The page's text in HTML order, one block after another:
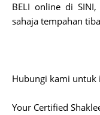
BELI online di
sahaja tempahan
Hubungi kami
Your Certified